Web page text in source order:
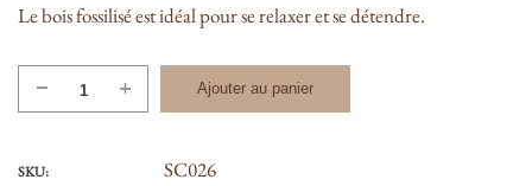
Le bois fossilisé est idéal pour se relaxer et se détendre.
quantité
de
Ajouter au panier
SKU: SC026